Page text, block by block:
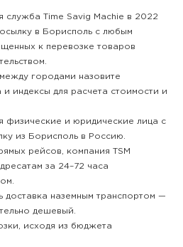
служба Time Savig Machie в 2022
в Борисполь с любым
к перевозке товаров
городами назовите
индексы для расчета стоимости и
физические и юридические лица с
из Борисполь в Россию.
рейсов, компания TSM
за 24–72 часа
доставка наземным транспортом —
дешевый.
исходя из бюджета